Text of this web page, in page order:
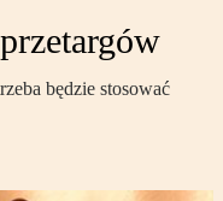
będzie stosować